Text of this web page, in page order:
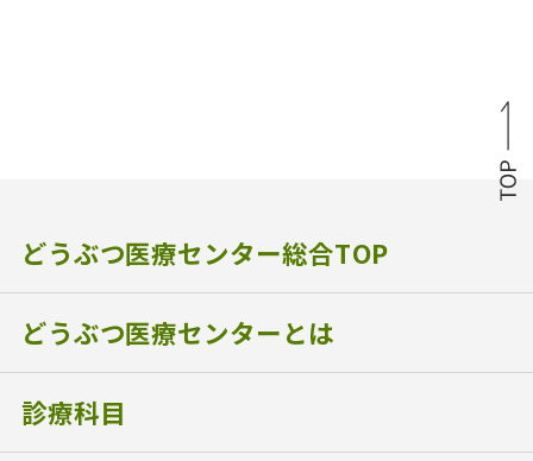
どうぶつ医療センター総合TOP
どうぶつ医療センターとは
診療科目